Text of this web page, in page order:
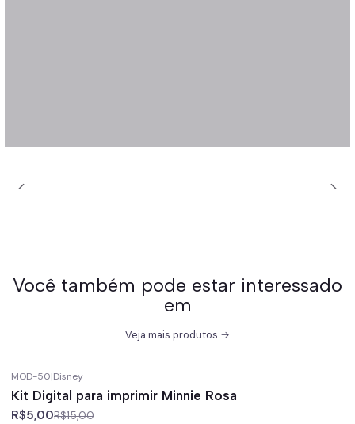
Você também pode estar interessado
em
Veja mais produtos
MOD-50|Disney
Kit Digital para imprimir Minnie Rosa
R$5,00R$15,00